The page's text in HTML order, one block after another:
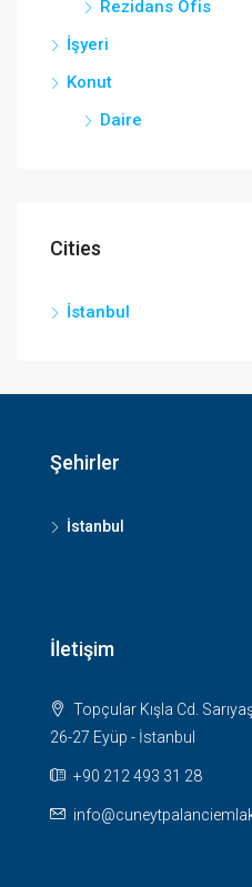
Rezidans Ofis
İşyeri
Konut
Daire
Cities
İstanbul
Şehirler
İstanbul
İletişim
Topçular Kışla Cd.
26-27 Eyüp - İstanbul
+90 212 493 31 28